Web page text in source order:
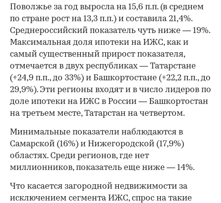
Поволжье за год выросла на 15,6 п.п. (в среднем
по стране рост на 13,3 п.п.) и составила 21,4%.
Среднероссийский показатель чуть ниже — 19%.
Максимальная доля ипотеки на ИЖС, как и
самый существенный прирост показателя,
отмечается в двух республиках — Татарстане
(+24,9 п.п., до 33%) и Башкортостане (+22,2 п.п., до
29,9%). Эти регионы входят и в число лидеров по
доле ипотеки на ИЖС в России — Башкортостан
на третьем месте, Татарстан на четвертом.
Минимальные показатели наблюдаются в
Самарской (16%) и Нижегородской (17,9%)
областях. Среди регионов, где нет
миллионников, показатель еще ниже — 14%.
Что касается загородной недвижимости за
исключением сегмента ИЖС, спрос на такие